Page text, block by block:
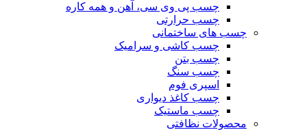
چسب پی وی سی، آهن و همه کاره
چسب حرارتی
چسب های ساختمانی
چسب کاشی و سرامیک
چسب بتن
چسب سنگ
اسپری فوم
چسب کاغذ دیواری
چسب ماستیک
محصولات نظافتی